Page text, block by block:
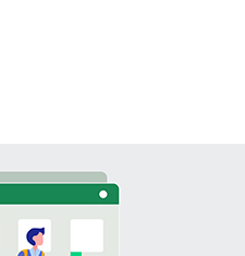
玩家水平较高，游戏体验更加